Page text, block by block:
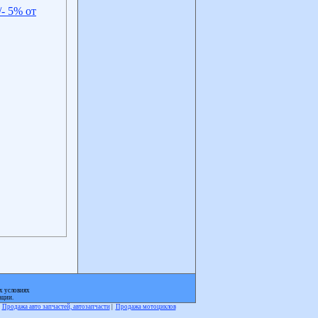
5% от
условиях
Продажа авто запчастей, автозапчасти| Продажа мотоциклов